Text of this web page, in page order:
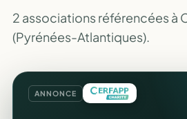
2 associations référencées à
(Pyrénées-Atlantiques).
ANNONCE